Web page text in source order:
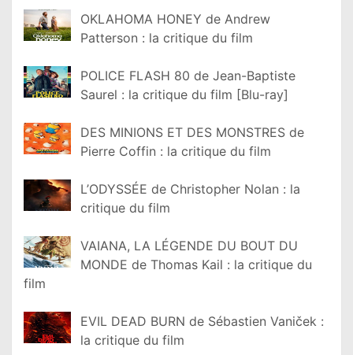
OKLAHOMA HONEY de Andrew
Patterson : la critique du film
POLICE FLASH 80 de Jean-Baptiste
Saurel : la critique du film [Blu-ray]
DES MINIONS ET DES MONSTRES de
Pierre Coffin : la critique du film
L’ODYSSÉE de Christopher Nolan : la
critique du film
VAIANA, LA LÉGENDE DU BOUT DU
MONDE de Thomas Kail : la critique du
film
EVIL DEAD BURN de Sébastien Vaniček :
la critique du film